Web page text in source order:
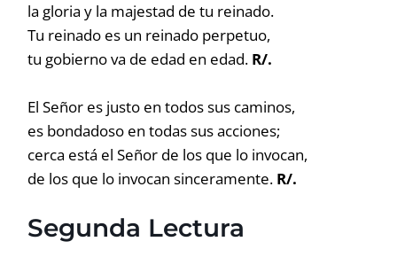
la gloria y la majestad de tu reinado.
Tu reinado es un reinado perpetuo,
tu gobierno va de edad en edad. R/.
El Señor es justo en todos sus caminos,
es bondadoso en todas sus acciones;
cerca está el Señor de los que lo invocan,
de los que lo invocan sinceramente. R/.
Segunda Lectura